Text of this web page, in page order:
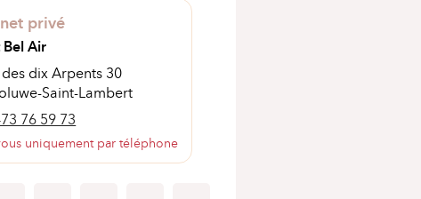
privé
Air
dix Arpents 30
Saint-Lambert
76 59 73
uniquement par téléphone